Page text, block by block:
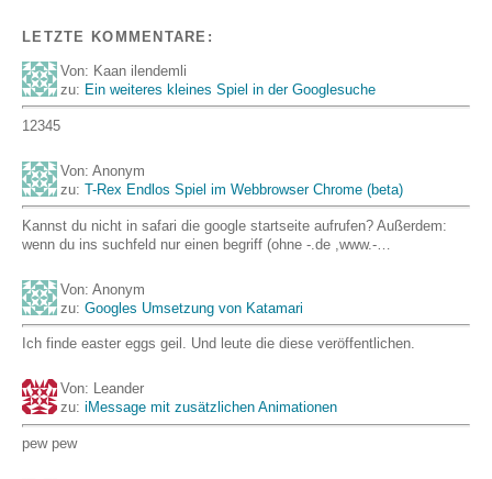
LETZTE KOMMENTARE:
Von: Kaan ilendemli
zu: Ein weiteres kleines Spiel in der Googlesuche
12345
Von: Anonym
zu: T-Rex Endlos Spiel im Webbrowser Chrome (beta)
Kannst du nicht in safari die google startseite aufrufen? Außerdem:
wenn du ins suchfeld nur einen begriff (ohne -.de ,www.-…
Von: Anonym
zu: Googles Umsetzung von Katamari
Ich finde easter eggs geil. Und leute die diese veröffentlichen.
Von: Leander
zu: iMessage mit zusätzlichen Animationen
pew pew